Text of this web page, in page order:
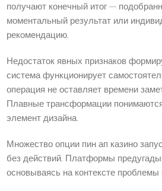
получают конечный итог —
моментальный результат или
рекомендацию.
Недостаток явных признаков
система функционирует
операция не оставляет времени
Плавные трансформации понимаются
элемент дизайна.
Множество опции пин ап казино
без действий. Платформы
основываясь на контексте